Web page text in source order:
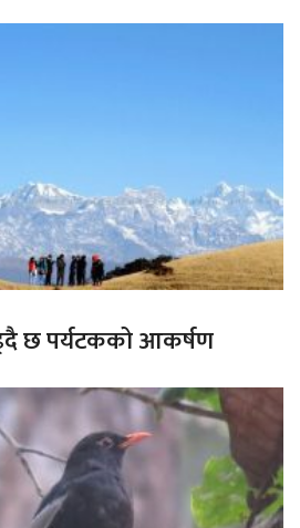
छ पर्यटकको आकर्षण